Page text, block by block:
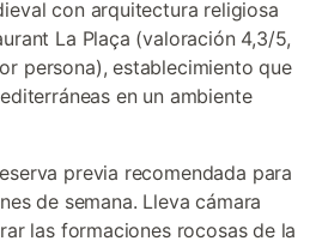
con arquitectura religiosa
La Plaça (valoración 4,3/5,
persona), establecimiento que
en un ambiente
previa recomendada para
de semana. Lleva cámara
las formaciones rocosas de la